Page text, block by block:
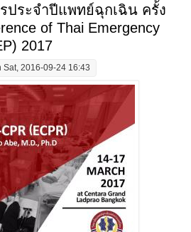
ประจำปีแพทย์ฉุกเฉิน ครั้ง
of Thai Emergency
2017
Sat, 2016-09-24 16:43